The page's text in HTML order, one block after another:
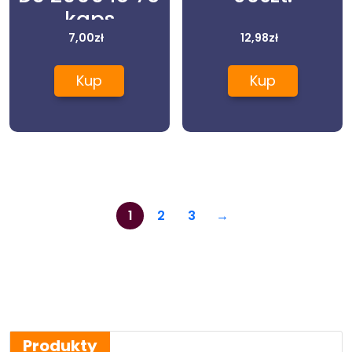
kaps
7,00zł
Kup
12,98zł
Kup
1 2 3 →
Produkty